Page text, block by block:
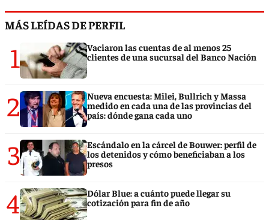
MÁS LEÍDAS DE PERFIL
1
Vaciaron las cuentas de al menos 25
clientes de una sucursal del Banco Nación
2
Nueva encuesta: Milei, Bullrich y Massa
medido en cada una de las provincias del
país: dónde gana cada uno
3
Escándalo en la cárcel de Bouwer: perfil de
los detenidos y cómo beneficiaban a los
presos
4
Dólar Blue: a cuánto puede llegar su
cotización para fin de año